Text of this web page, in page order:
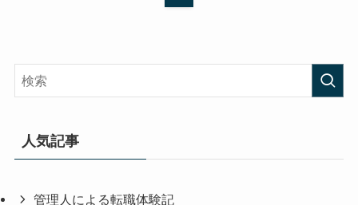
人気記事
管理人による転職体験記